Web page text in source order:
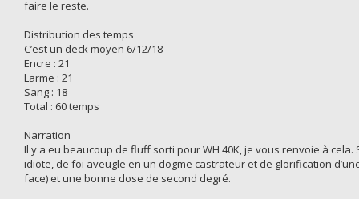
faire le reste.
Distribution des temps
C’est un deck moyen 6/12/18
Encre : 21
Larme : 21
Sang : 18
Total : 60 temps
Narration
Il y a eu beaucoup de fluff sorti pour WH 40K, je vous renvoie à
idiote, de foi aveugle en un dogme castrateur et de glorification
face) et une bonne dose de second degré.